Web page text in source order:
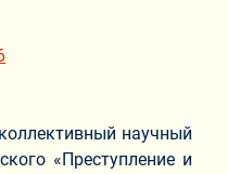
научный
«Преступление и